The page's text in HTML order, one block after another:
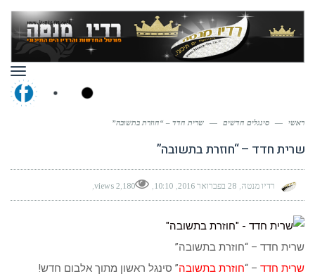
ראשי — סינגלים חדשים — שרית חדד – “חוזרת בתשובה”
שרית חדד – “חוזרת בתשובה”
רדיו מנטה 28 בפברואר 2016 10:10
2,180 views
שרית חדד – “חוזרת בתשובה”
שרית חדד – “חוזרת בתשובה” סינגל ראשון מתוך אלבום חדש!